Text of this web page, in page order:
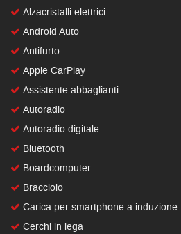
Alzacristalli elettrici
Android Auto
Antifurto
Apple CarPlay
Assistente abbaglianti
Autoradio
Autoradio digitale
Bluetooth
Boardcomputer
Bracciolo
Carica per smartphone a induzione
Cerchi in lega